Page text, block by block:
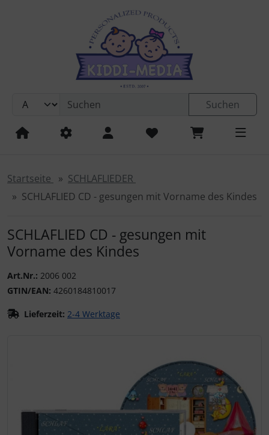
Springe zur Navigation
Springe zum Inhalt
Springe zum Login-Button
Springe zum Button für Einstellungen
Springe zu den allgemeinen InformationenSuchen
Startseite
SCHLAFLIEDER
SCHLAFLIED CD - gesungen mit Vorname des Kindes
SCHLAFLIED CD - gesungen mit
Vorname des Kindes
Art.Nr.: 2006 002
GTIN/EAN: 4260184810017
Lieferzeit: 2-4 Werktage